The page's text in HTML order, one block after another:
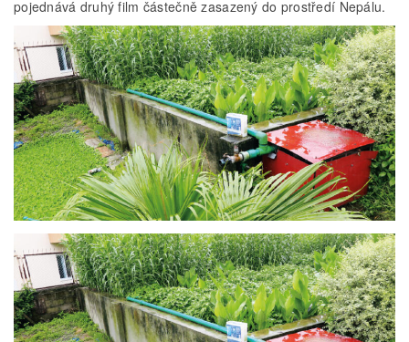
pojednává druhý film částečně zasazený do prostředí Nepálu.